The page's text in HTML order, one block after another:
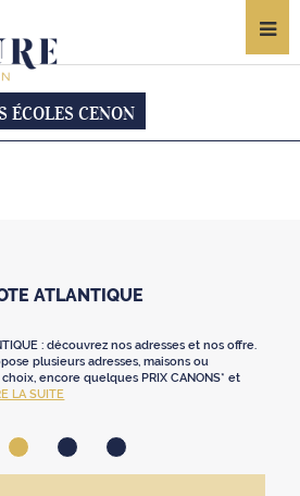
ÉCOLES CENON
ATLANTIQUE
: découvrez nos adresses et nos offre.
plusieurs adresses, maisons ou
encore quelques PRIX CANONS* et
LA SUITE